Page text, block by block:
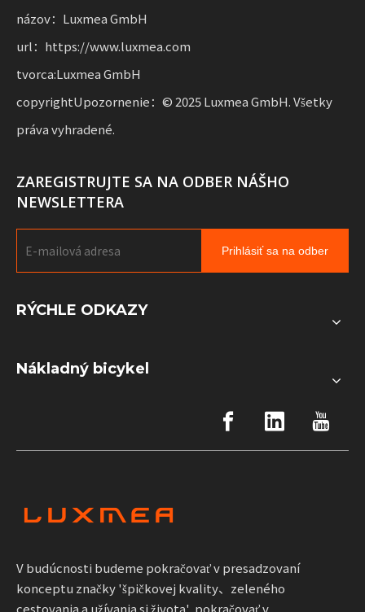
názov：Luxmea GmbH
url：https://www.luxmea.com
tvorca:Luxmea GmbH
copyrightUpozornenie：© 2025 Luxmea GmbH. Všetky
práva vyhradené.
ZAREGISTRUJTE SA NA ODBER NÁŠHO
NEWSLETTERA
Prihlásiť sa na odber
RÝCHLE ODKAZY
Nákladný bicykel
V budúcnosti budeme pokračovať v presadzovaní
konceptu značky 'špičkovej kvality、zeleného
cestovania a užívania si života', pokračovať v